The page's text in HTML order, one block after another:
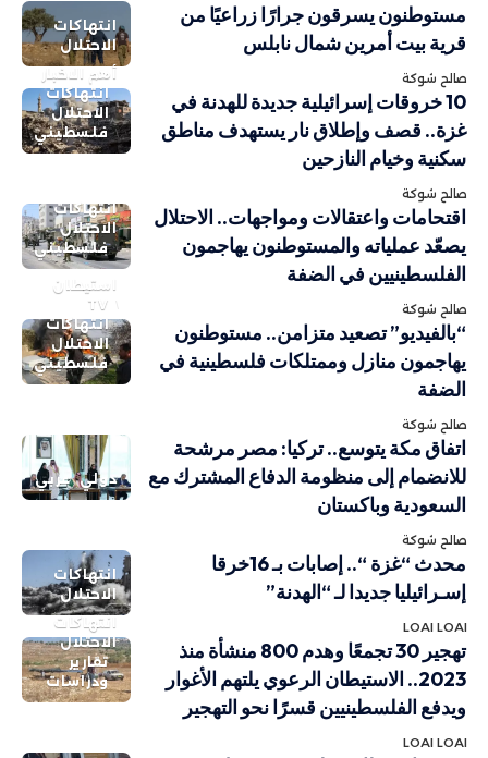
انتهاكات
الاحتلال
مستوطنون يسرقون جرارًا زراعيًا من
قرية بيت أمرين شمال نابلس
صالح شوكة
أهم الاخبار
انتهاكات
الاحتلال
فلسطيني
10 خروقات إسرائيلية جديدة للهدنة في
غزة.. قصف وإطلاق نار يستهدف مناطق
سكنية وخيام النازحين
صالح شوكة
انتهاكات
الاحتلال
فلسطيني
اقتحامات واعتقالات ومواجهات.. الاحتلال
يصعّد عملياته والمستوطنون يهاجمون
الفلسطينيين في الضفة
صالح شوكة
استيطان
TV
انتهاكات
الاحتلال
فلسطيني
“بالفيديو” تصعيد متزامن.. مستوطنون
يهاجمون منازل وممتلكات فلسطينية في
الضفة
صالح شوكة
دولي عربي
اتفاق مكة يتوسع.. تركيا: مصر مرشحة
للانضمام إلى منظومة الدفاع المشترك مع
السعودية وباكستان
صالح شوكة
انتهاكات
الاحتلال
محدث “غزة “.. إصابات بـ 16خرقا
إسـرائيليا جديدا لـ “الهدنة”
LOAI LOAI
انتهاكات
الاحتلال
تقارير
ودراسات
تهجير 30 تجمعًا وهدم 800 منشأة منذ
2023.. الاستيطان الرعوي يلتهم الأغوار
ويدفع الفلسطينيين قسرًا نحو التهجير
LOAI LOAI